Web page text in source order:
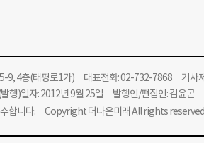
9, 4층(태평로1가) 대표전화: 02-732-7868 기사
행)일자: 2012년 9월 25일 발행인/편집인: 김윤곤
합니다. Copyright 더나은미래 All rights